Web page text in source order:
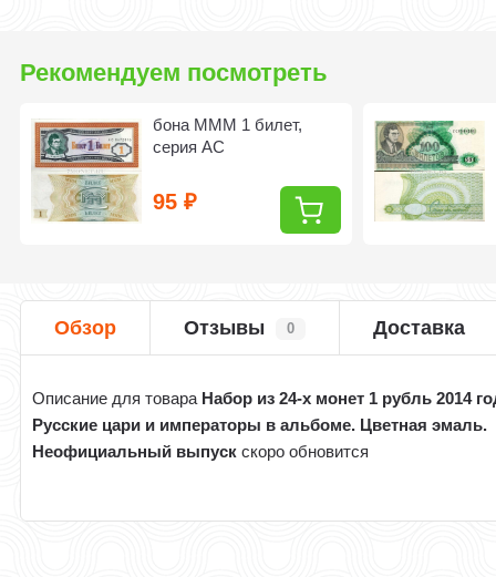
Рекомендуем посмотреть
​бона МММ 1 билет,
серия АС
95₽
Обзор Отзывы 0 Доставка
Описание для товара Набор из 24-х монет 1 рубль 2014
Русские цари и императоры в альбоме. Цветная эмаль.
Неофициальный выпуск скоро обновится